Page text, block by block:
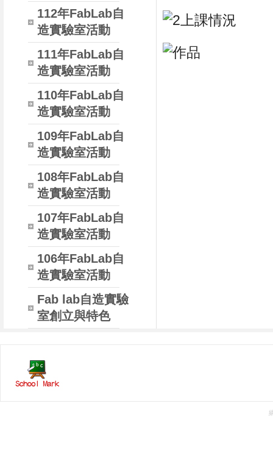
112年FabLab自
造實驗室活動
111年FabLab自
造實驗室活動
110年FabLab自
造實驗室活動
109年FabLab自
造實驗室活動
108年FabLab自
造實驗室活動
107年FabLab自
造實驗室活動
106年FabLab自
造實驗室活動
Fab lab自造實驗
室創立與特色